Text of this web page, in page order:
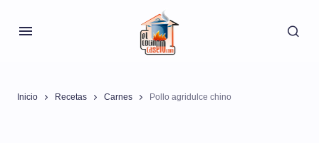
Inicio Recetas Carnes Pollo agridulce chino